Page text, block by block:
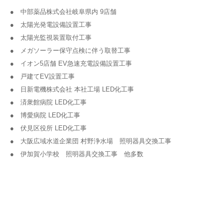
● 中部薬品株式会社岐阜県内 9店舗
● 太陽光発電設備設置工事
● 太陽光監視装置取付工事
● メガソーラー保守点検に伴う取替工事
● イオン5店舗 EV急速充電設備設置工事
● 戸建てEV設置工事
● 日新電機株式会社 本社工場 LED化工事
● 済衆館病院 LED化工事
● 博愛病院 LED化工事
● 伏見区役所 LED化工事
● 大阪広域水道企業団 村野浄水場 照明器具交換工事
● 伊加賀小学校 照明器具交換工事 他多数